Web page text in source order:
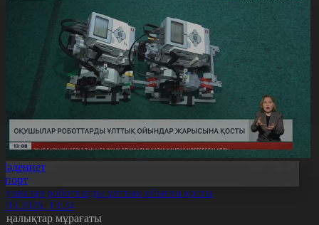
роботтарды ұлттық ойынға қосты
13:24
мұрағаты